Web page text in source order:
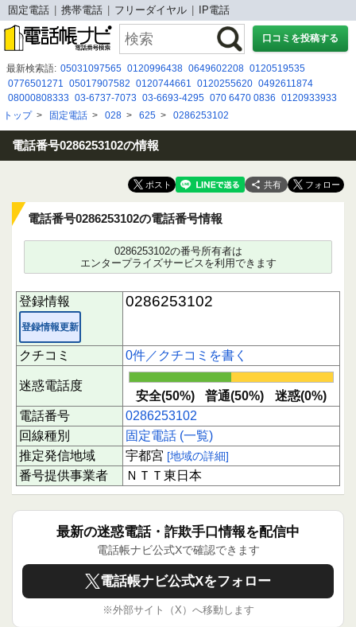
固定電話 携帯電話 フリーダイヤル IP電話
口コミを投稿する
最新検索語: 05031097565 0120996438 0649602208 0120519535
0776501271
05017907582 0120744661 0120255620 0492611874
08000808333 03-6737-7073 03-6693-4295 070 6470 0836 0120933933
0368373899 09041457451 070 1833 1316 05017918562
0358569783 050 1791 2300 09068133318 0926004608 080-9697-2166
09030356527
トップ> 固定電話 > 028 > 625 > 0286253102
電話番号0286253102の情報
共有
電話番号0286253102の電話番号情報
0286253102の番号所有者は
エンタープライズサービスを利用できます
登録情報
登録情報更新
0286253102
クチコミ 0件／クチコミを書く
迷惑電話度
安全(50%) 普通(50%)
迷惑(0%)
電話番号
0286253102
回線種別
固定電話 (一覧)
推定発信地域
宇都宮 [地域の詳細]
番号提供事業者 ＮＴＴ東日本
最新の迷惑電話・詐欺手口情報を配信中
電話帳ナビ公式Xで確認できます
電話帳ナビ公式Xをフォロー
※外部サイト（X）へ移動します